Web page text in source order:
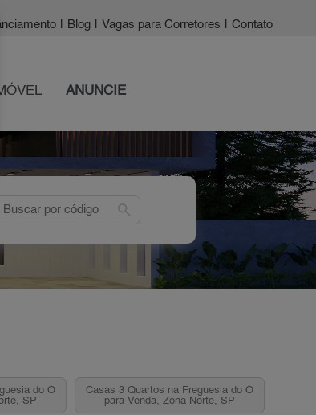
Blog Vagas para Corretores Contato
ANUNCIE
search
do Ó
SP
Casas 3 Quartos na Freguesia do Ó
para Venda, Zona Norte, SP